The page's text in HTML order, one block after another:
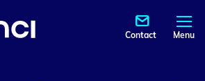
Contact Menu